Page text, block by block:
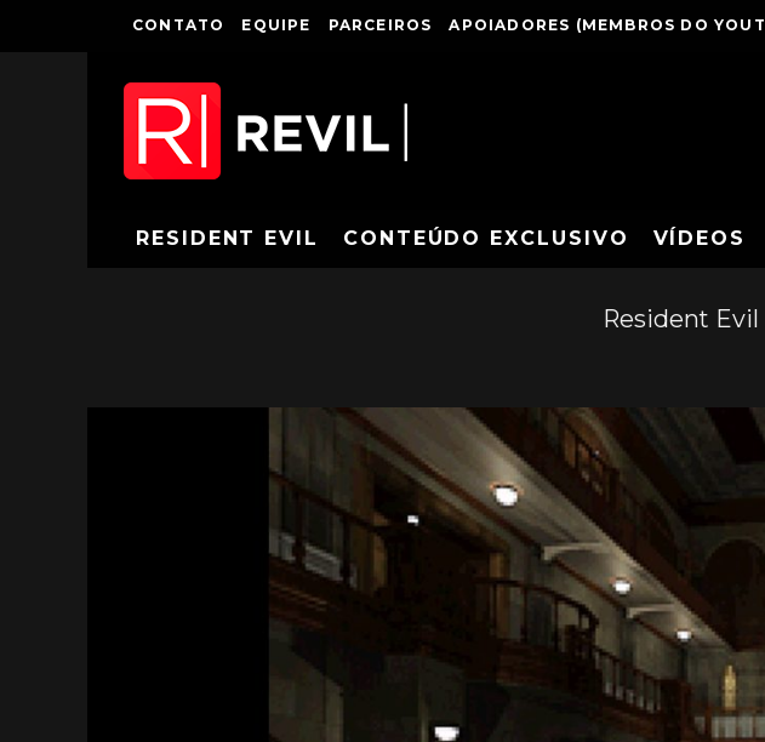
CONTATO EQUIPE PARCEIROS APOIADORES (MEMBROS DO
RESIDENT EVIL CONTEÚDO EXCLUSIVO VÍDEOS
Resident Evil